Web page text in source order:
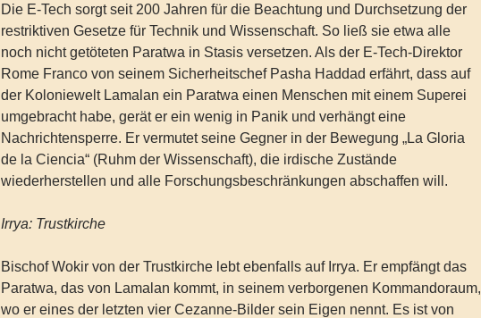
Die E-Tech sorgt seit 200 Jahren für die Beachtung und Durchsetzung der
restriktiven Gesetze für Technik und Wissenschaft. So ließ sie etwa alle
noch nicht getöteten Paratwa in Stasis versetzen. Als der E-Tech-Direktor
Rome Franco von seinem Sicherheitschef Pasha Haddad erfährt, dass auf
der Koloniewelt Lamalan ein Paratwa einen Menschen mit einem Superei
umgebracht habe, gerät er ein wenig in Panik und verhängt eine
Nachrichtensperre. Er vermutet seine Gegner in der Bewegung „La Gloria
de la Ciencia“ (Ruhm der Wissenschaft), die irdische Zustände
wiederherstellen und alle Forschungsbeschränkungen abschaffen will.
Irrya: Trustkirche
Bischof Wokir von der Trustkirche lebt ebenfalls auf Irrya. Er empfängt das
Paratwa, das von Lamalan kommt, in seinem verborgenen Kommandoraum,
wo er eines der letzten vier Cezanne-Bilder sein Eigen nennt. Es ist von